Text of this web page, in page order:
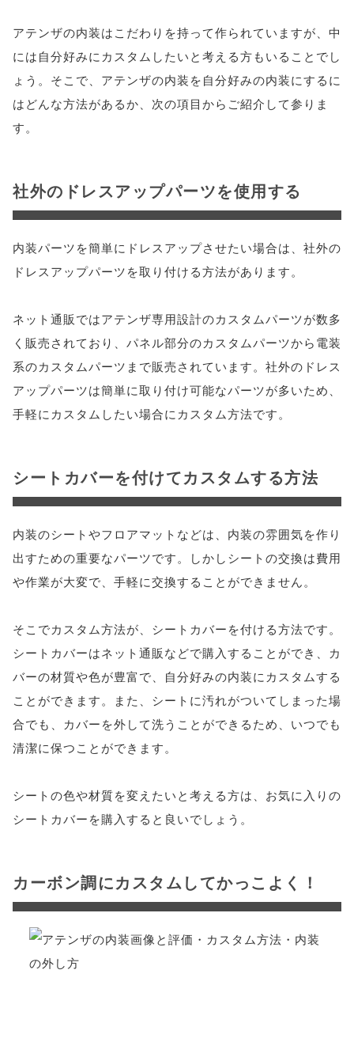
アテンザの内装はこだわりを持って作られていますが、中
には自分好みにカスタムしたいと考える方もいることでし
ょう。そこで、アテンザの内装を自分好みの内装にするに
はどんな方法があるか、次の項目からご紹介して参りま
す。
社外のドレスアップパーツを使用する
内装パーツを簡単にドレスアップさせたい場合は、社外の
ドレスアップパーツを取り付ける方法があります。
ネット通販ではアテンザ専用設計のカスタムパーツが数多
く販売されており、パネル部分のカスタムパーツから電装
系のカスタムパーツまで販売されています。社外のドレス
アップパーツは簡単に取り付け可能なパーツが多いため、
手軽にカスタムしたい場合にカスタム方法です。
シートカバーを付けてカスタムする方法
内装のシートやフロアマットなどは、内装の雰囲気を作り
出すための重要なパーツです。しかしシートの交換は費用
や作業が大変で、手軽に交換することができません。
そこでカスタム方法が、シートカバーを付ける方法です。
シートカバーはネット通販などで購入することができ、カ
バーの材質や色が豊富で、自分好みの内装にカスタムする
ことができます。また、シートに汚れがついてしまった場
合でも、カバーを外して洗うことができるため、いつでも
清潔に保つことができます。
シートの色や材質を変えたいと考える方は、お気に入りの
シートカバーを購入すると良いでしょう。
カーボン調にカスタムしてかっこよく！